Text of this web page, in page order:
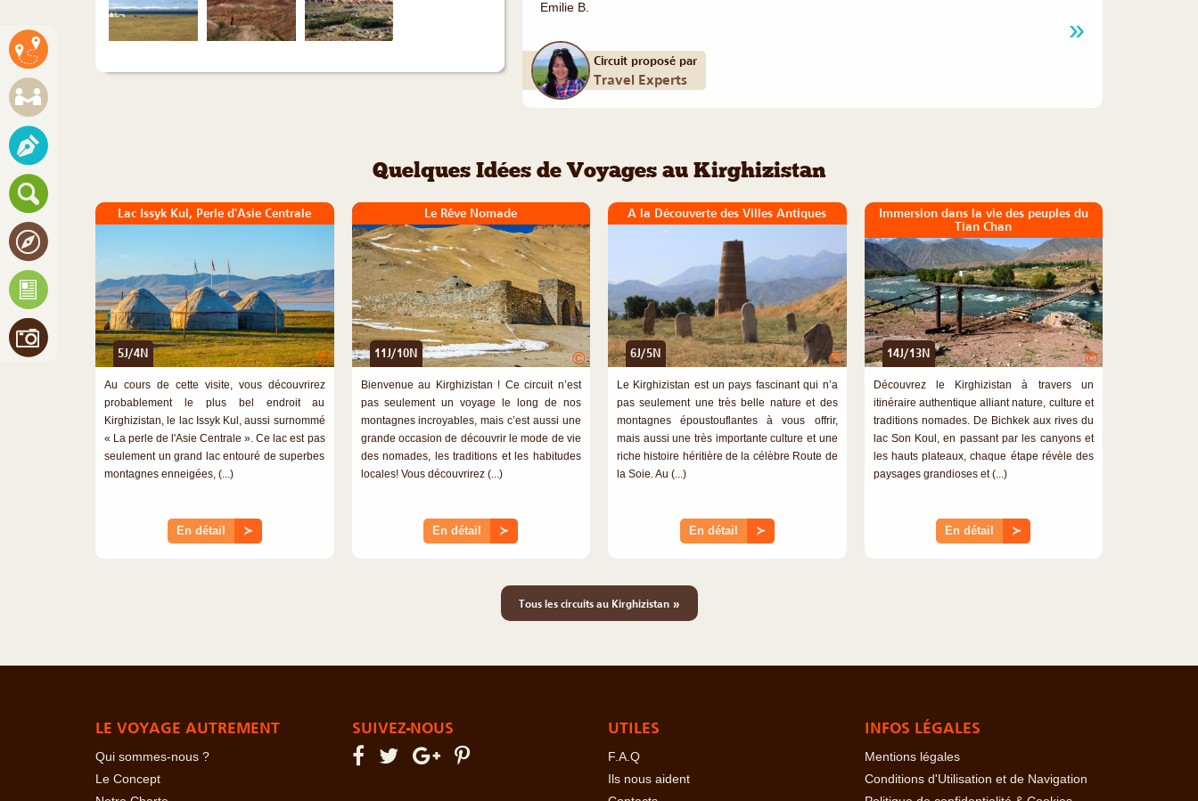
Emilie B.
Circuit proposé par
Travel Experts
Quelques Idées de Voyages au Kirghizistan
Lac Issyk Kul, Perle d'Asie Centrale
5J/4N ©
Au cours de cette visite, vous découvrirez
probablement le plus bel endroit au
Kirghizistan, le lac Issyk Kul, aussi surnommé
« La perle de l'Asie Centrale ». Ce lac est pas
seulement un grand lac entouré de superbes
montagnes enneigées, (...)
En détail ≻
Le Rêve Nomade
11J/10N ©
Bienvenue au Kirghizistan ! Ce circuit n’est
pas seulement un voyage le long de nos
montagnes incroyables, mais c’est aussi une
grande occasion de découvrir le mode de vie
des nomades, les traditions et les habitudes
locales! Vous découvrirez (...)
En détail ≻
A la Découverte des Villes Antiques
6J/5N ©
Le Kirghizistan est un pays fascinant qui n’a
pas seulement une très belle nature et des
montagnes époustouflantes à vous offrir,
mais aussi une très importante culture et une
riche histoire héritière de la célèbre Route de
la Soie. Au (...)
En détail ≻
Immersion dans la vie des peuples du
Tian Chan
14J/13N ©
Découvrez le Kirghizistan à travers un
itinéraire authentique alliant nature, culture et
traditions nomades. De Bichkek aux rives du
lac Son Koul, en passant par les canyons et
les hauts plateaux, chaque étape révèle des
paysages grandioses et (...)
En détail ≻
Tous les circuits au Kirghizistan»
LE VOYAGE AUTREMENT
Qui sommes-nous ?
Le Concept
SUIVEZ-NOUS UTILES
F.A.Q
Ils nous aident
INFOS LÉGALES
Mentions légales
Conditions d'Utilisation et de Navigation